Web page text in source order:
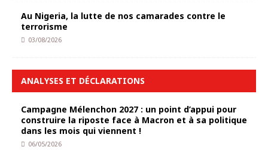
Au Nigeria, la lutte de nos camarades contre le
terrorisme
03/08/2026
ANALYSES ET DÉCLARATIONS
Campagne Mélenchon 2027 : un point d’appui pour
construire la riposte face à Macron et à sa politique
dans les mois qui viennent !
06/05/2026